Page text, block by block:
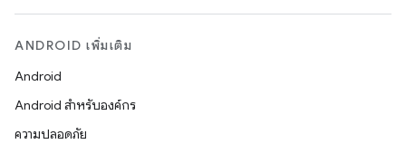
ANDROID เพิ่มเติม
Android
Android สำหรับองค์กร
ความปลอดภัย